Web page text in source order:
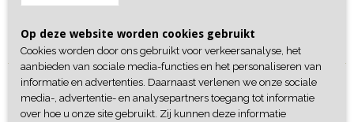
Home >Shop>Schoenen>Slippers/ Sandalen> Slippers Strass
Flexible
Op deze website worden cookies gebruikt
Cookies worden door ons gebruikt voor verkeersanalyse, het
aanbieden van sociale media-functies en het personaliseren van
informatie en advertenties. Daarnaast verlenen we onze sociale
media-, advertentie- en analysepartners toegang tot informatie
over hoe u onze site gebruikt. Zij kunnen deze informatie